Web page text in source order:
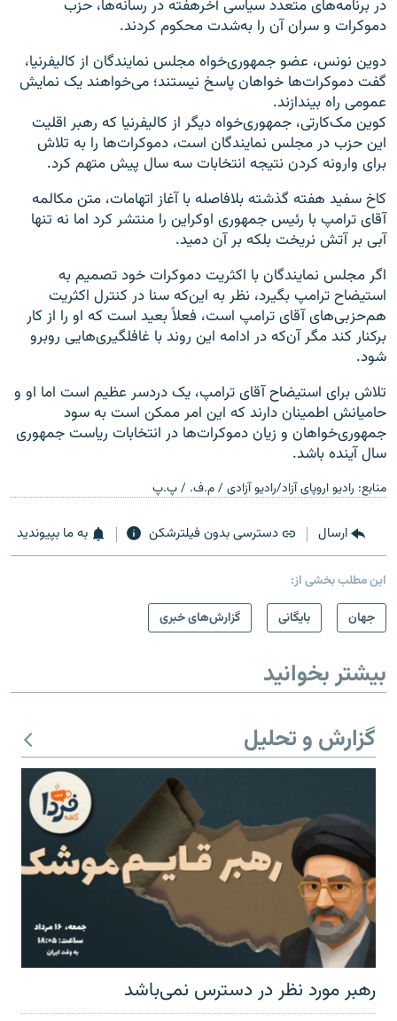
در برنامه‌های متعدد سیاسی آخرهفته در رسانه‌ها، حزب
دموکرات و سران آن را به‌شدت محکوم کردند.
دوین نونس، عضو جمهوری‌خواه مجلس نمایندگان از کالیفرنیا،
گفت دموکرات‌ها خواهان پاسخ نیستند؛ می‌خواهند یک نمایش
عمومی راه بیندازند.
کوین مک‌کارتی، جمهوری‌خواه دیگر از کالیفرنیا که رهبر اقلیت
این حزب در مجلس نمایندگان است، دموکرات‌ها را به تلاش
برای وارونه کردن نتیجه انتخابات سه سال پیش متهم کرد.
کاخ سفید هفته گذشته بلافاصله با آغاز اتهامات، متن مکالمه
آقای ترامپ با رئیس جمهوری اوکراین را منتشر کرد اما نه تنها
آبی بر آتش نریخت بلکه بر آن دمید.
اگر مجلس نمایندگان با اکثریت دموکرات خود تصمیم به
استیضاح ترامپ بگیرد، نظر به این‌که سنا در کنترل اکثریت
هم‌حزبی‌های آقای ترامپ است، فعلاً بعید است که او را از کار
برکنار کند مگر آن‌که در ادامه این روند با غافلگیری‌هایی روبرو
شود.
تلاش برای استیضاح آقای ترامپ، یک دردسر عظیم است اما او و
حامیانش اطمینان دارند که این امر ممکن است به سود
جمهوری‌خواهان و زیان دموکرات‌ها در انتخابات ریاست جمهوری
سال آینده باشد.
منابع: رادیو اروپای آزاد/رادیو آزادی / م.ف. / پ.پ
ارسال دسترسی بدون فیلترشکن به ما بپیوندید
این مطلب بخشی از:
جهان
بایگانی گزارش‌های خبری
بیشتر بخوانید
گزارش و تحلیل
رهبر مورد نظر در دسترس نمی‌باشد